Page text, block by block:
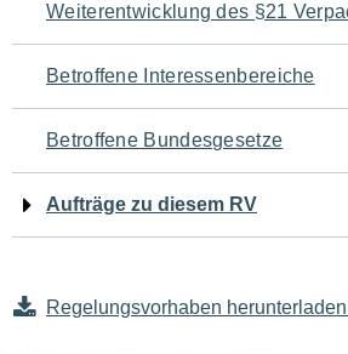
für
den
Seiteninhalt
Weiterentwicklung des §21
Betroffene Interessenbereiche
Betroffene Bundesgesetze
Aufträge zu diesem RV
Regelungsvorhaben